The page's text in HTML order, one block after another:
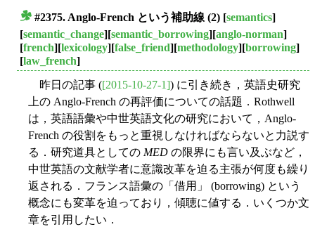
#2375. Anglo-French という補助線 (2) [semantics]
[semantic_change][semantic_borrowing][anglo-norman]
[french][lexicology][false_friend][methodology][borrowing]
[law_french]
昨日の記事 ([2015-10-27-1]) に引き続き，英語史研究
上の Anglo-French の再評価についての話題．Rothwell
は，英語語彙や中世英語文化の研究において，Anglo-
French の役割をもっと重視しなければならないと力説す
る．研究道具としての MED の限界にも言い及ぶなど，
中世英語の文献学者に意識改革を迫る主張が何度も繰り
返される．フランス語彙の「借用」 (borrowing) という
概念にも変革を迫っており，傾聴に値する．いくつか文
章を引用したい．